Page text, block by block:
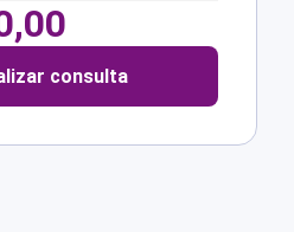
consulta